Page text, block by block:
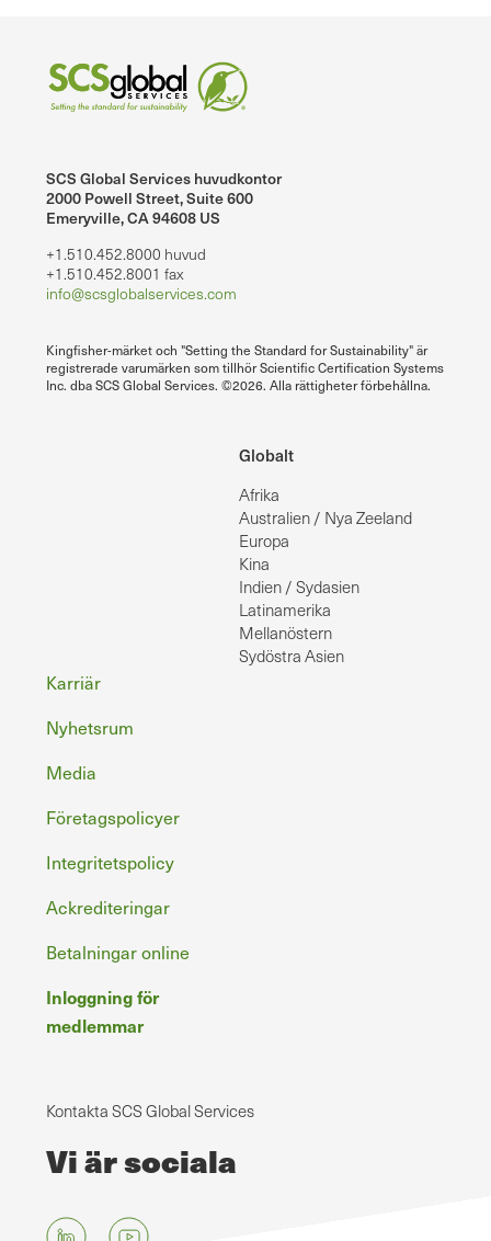
SCS Global Services huvudkontor
2000 Powell Street, Suite 600
Emeryville, CA 94608 US
+1.510.452.8000 huvud
+1.510.452.8001 fax
info@scsglobalservices.com
Kingfisher-märket och "Setting the Standard for Sustainability" är
registrerade varumärken som tillhör Scientific Certification Systems
Inc. dba SCS Global Services. ©2026. Alla rättigheter förbehållna.
Globalt
Afrika
Australien / Nya Zeeland
Europa
Kina
Indien / Sydasien
Latinamerika
Mellanöstern
Sydöstra Asien
Sidfot
Karriär
Nyhetsrum
Media
Företagspolicyer
Integritetspolicy
Ackrediteringar
Betalningar online
Inloggning för
medlemmar
Kontakta SCS Global Services
Vi är sociala